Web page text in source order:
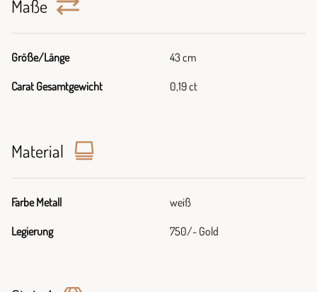
Maße
Größe/Länge 43 cm
Carat Gesamtgewicht 0,19 ct
Material
Farbe Metall weiß
Legierung 750/- Gold